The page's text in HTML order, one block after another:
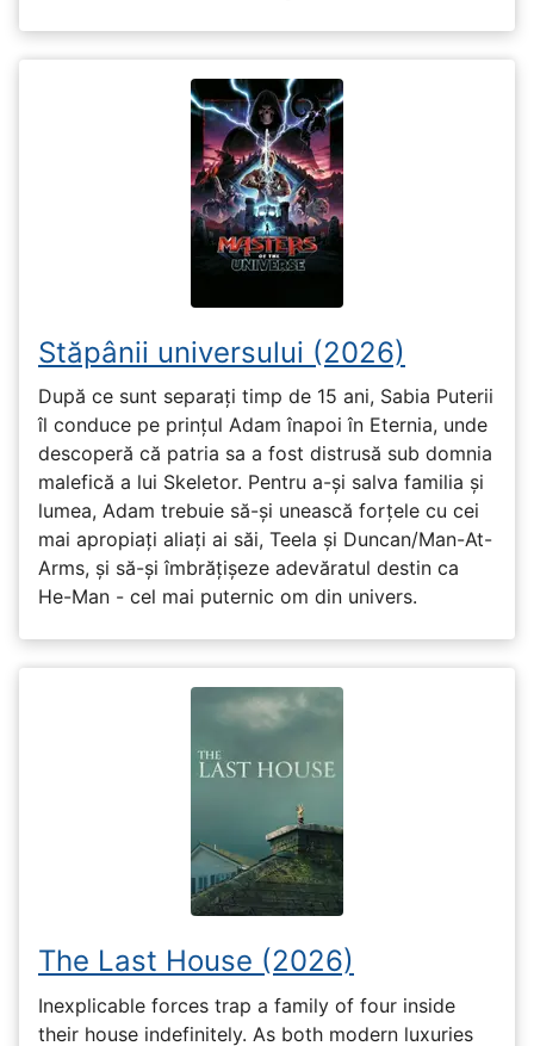
Stăpânii universului (2026)
După ce sunt separați timp de 15 ani, Sabia Puterii
îl conduce pe prințul Adam înapoi în Eternia, unde
descoperă că patria sa a fost distrusă sub domnia
malefică a lui Skeletor. Pentru a-și salva familia și
lumea, Adam trebuie să-și unească forțele cu cei
mai apropiați aliați ai săi, Teela și Duncan/Man-At-
Arms, și să-și îmbrățișeze adevăratul destin ca
He-Man - cel mai puternic om din univers.
The Last House (2026)
Inexplicable forces trap a family of four inside
their house indefinitely. As both modern luxuries